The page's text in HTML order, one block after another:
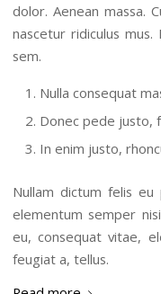
dolor. Aenean massa.
nascetur ridiculus
sem.
Nulla consequat
Donec pede justo,
In enim justo,
Nullam dictum felis eu
elementum semper
eu, consequat vitae,
feugiat a, tellus.